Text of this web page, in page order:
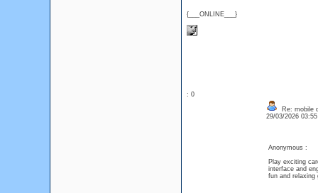
{___ONLINE___}
: 0
Re: mobile
29/03/2026
Anonymous :
Play exciting
interface and
fun and relaxing